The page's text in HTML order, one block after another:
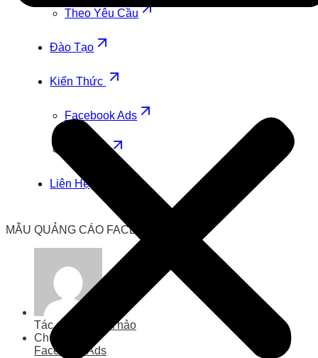
Theo Yêu Cầu
Đào Tạo
Kiến Thức
Facebook Ads
Zalo Ads
Liên Hệ
MẪU QUẢNG CÁO FACEBOOK
Tác giả
Thanh Thảo
Chuyên mục
Facebook Ads